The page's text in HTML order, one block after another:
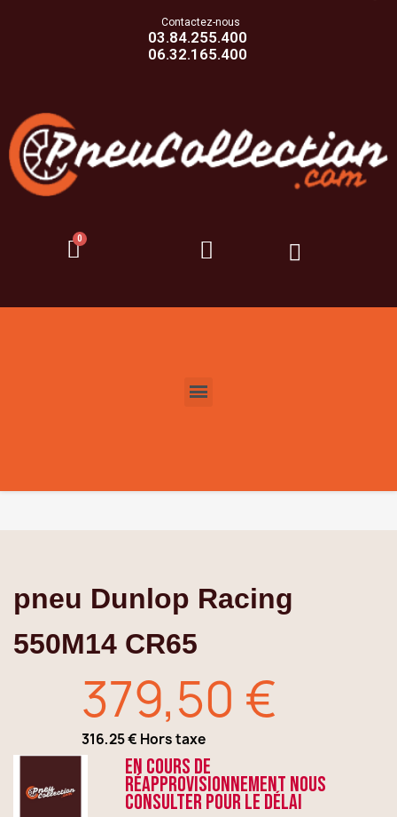
Contactez-nous
03.84.255.400
06.32.165.400
pneu Dunlop Racing
550M14 CR65
379,50 €
316,25 € Hors taxe
En cours de
réapprovisionnement nous
consulter pour le délai